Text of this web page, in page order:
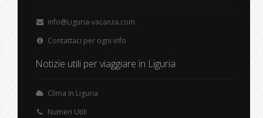
info@Liguria-vacanza.com
Contattaci per ogni info
Notizie utili per viaggiare in Liguria
Clima in Liguria
Numeri Utili